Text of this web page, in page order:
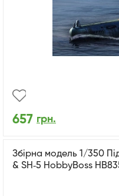
657 грн.
Збірна модель 1/350
& SH‑5 HobbyBoss